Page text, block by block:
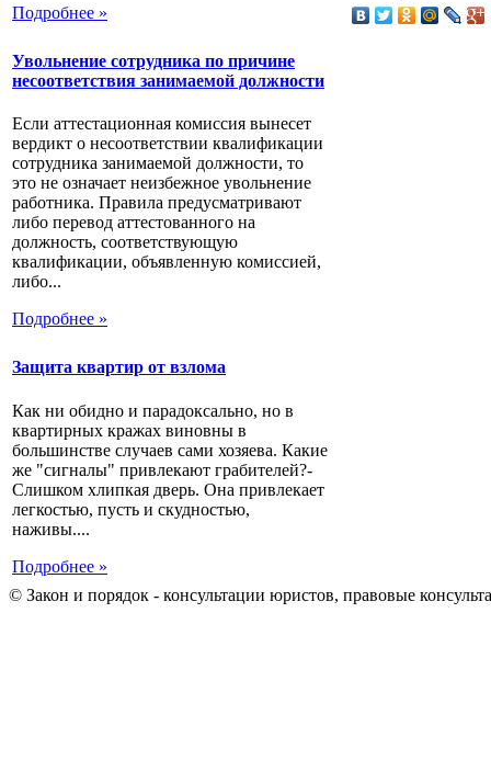
Подробнее »
Увольнение сотрудника по причине
несоответствия занимаемой должности
Если аттестационная комиссия вынесет
вердикт о несоответствии квалификации
сотрудника занимаемой должности, то
это не означает неизбежное увольнение
работника. Правила предусматривают
либо перевод аттестованного на
должность, соответствующую
квалификации, объявленную комиссией,
либо...
Подробнее »
Защита квартир от взлома
Как ни обидно и парадоксально, но в
квартирных кражах виновны в
большинстве случаев сами хозяева. Какие
же "сигналы" привлекают грабителей?-
Слишком хлипкая дверь. Она привлекает
легкостью, пусть и скудностью,
наживы....
Подробнее »
© Закон и порядок - консультации юристов, правовые